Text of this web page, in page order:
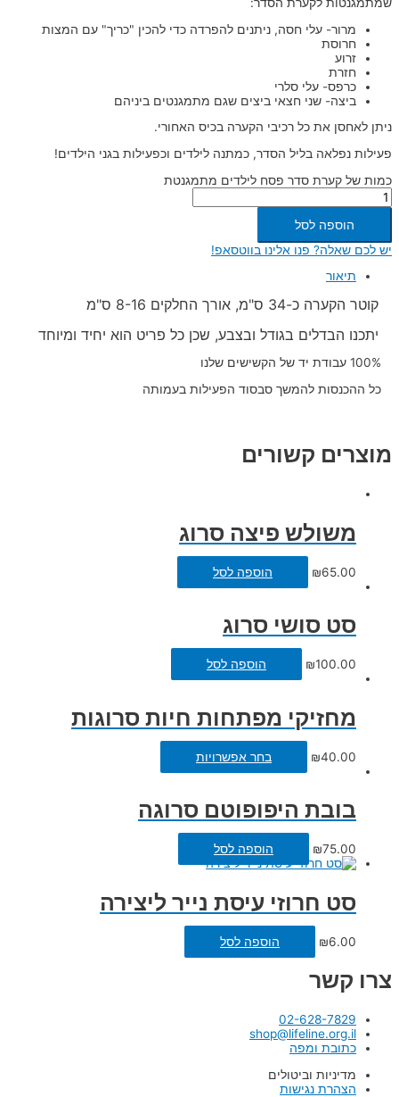
מרור- עלי חסה, ניתנים להפרדה כדי להכין "כריך" עם המצות
חרוסת
זרוע
חזרת
כרפס- עלי סלרי
ביצה- שני חצאי ביצים שגם מתמגנטים ביניהם
ניתן לאחסן את כל רכיבי הקערה בכיס האחורי.
פעילות נפלאה בליל הסדר, כמתנה לילדים וכפעילות בגני הילדים!
כמות של קערת סדר פסח לילדים מתמגנטת
הוספה לסל
יש לכם שאלה? פנו אלינו בווטסאפ!
תיאור
קוטר הקערה כ-34 ס"מ, אורך החלקים 8-16 ס"מ
יתכנו הבדלים בגודל ובצבע, שכן כל פריט הוא יחיד ומיוחד
כל ההכנסות להמשך סבסוד הפעילות בעמותה
מוצרים קשורים
משולש פיצה סרוג
₪65.00 הוספה לסל
סט סושי סרוג
₪100.00 הוספה לסל
מחזיקי מפתחות חיות סרוגות
₪40.00 בחר אפשרויות
בובת היפופוטם סרוגה
₪75.00 הוספה לסל
סט חרוזי עיסת נייר ליצירה
₪6.00 הוספה לסל
צרו קשר
02-628-7829
shop@lifeline.org.il
כתובת ומפה
מדיניות וביטולים
הצהרת נגישות